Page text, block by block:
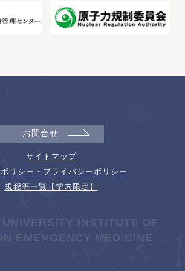
お問合せ
サイトマップ
リシー・プライバシーポリシー
規程等一覧【学内限定】
INSTITUTE OF
EMERGENCY MEDICINE